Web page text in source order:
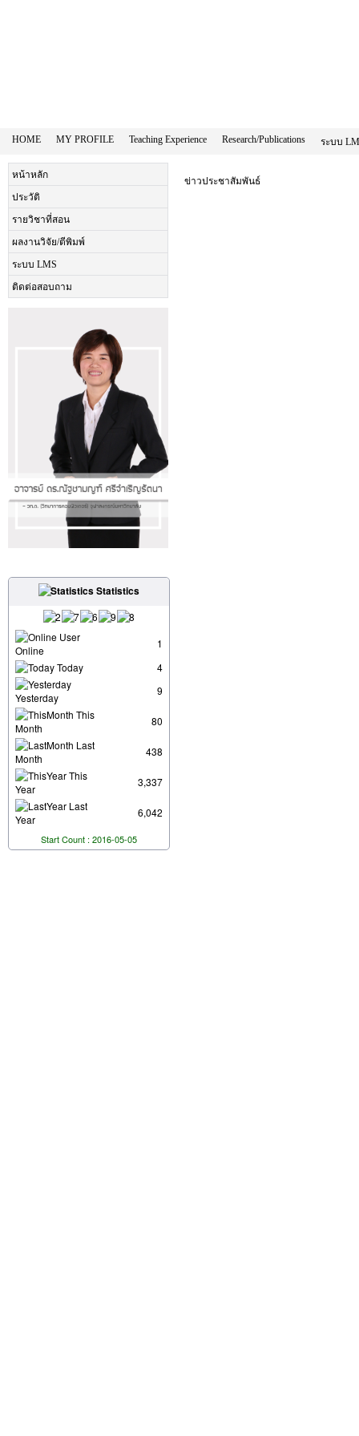
HOME MY PROFILE Teaching Experience Research/Publications ระบบ
หน้าหลัก
ประวัติ
รายวิชาที่สอน
ผลงานวิจัย/ตีพิมพ์
ระบบ LMS
ติดต่อสอบถาม
Statistics
User
Online
1
Today
4
Yesterday
9
This
Month
80
Last
Month
438
This
Year
3,337
Last
Year
6,042
Start Count : 2016-05-05
ข่าวประชาสัมพันธ์